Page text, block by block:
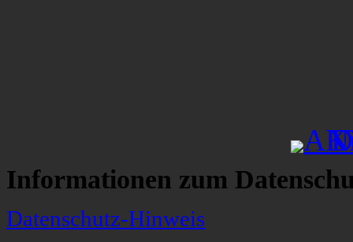
Informationen zum
Datenschutz-Hinweis